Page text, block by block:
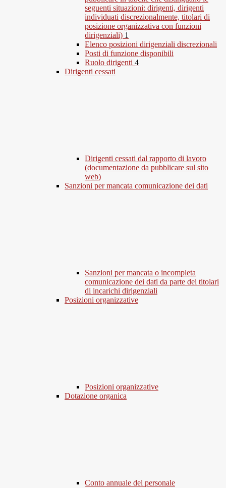
seguenti situazioni: dirigenti, dirigenti
individuati discrezionalmente, titolari di
posizione organizzativa con funzioni
dirigenziali) 1
Elenco posizioni dirigenziali discrezionali
Posti di funzione disponibili
Ruolo dirigenti 4
Dirigenti cessati
Dirigenti cessati dal rapporto di lavoro
(documentazione da pubblicare sul sito
web)
Sanzioni per mancata comunicazione dei dati
Sanzioni per mancata o incompleta
comunicazione dei dati da parte dei titolari
di incarichi dirigenziali
Posizioni organizzative
Posizioni organizzative
Dotazione organica
Conto annuale del personale